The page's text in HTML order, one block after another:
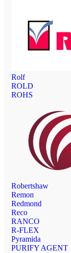
Rolf
ROLD
ROHS
Robertshaw
Remon
Redmond
Reco
RANCO
R-FLEX
Pyramida
PURIFY AGENT